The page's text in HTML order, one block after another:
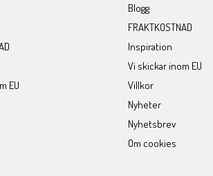
EU
Blogg
FRAKTKOSTNAD
Inspiration
Vi skickar inom EU
Villkor
Nyheter
Nyhetsbrev
Om cookies